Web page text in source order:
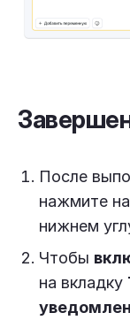
После
нажмите
нижнем
Чтобы
на вкладку